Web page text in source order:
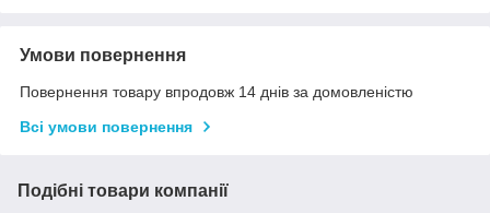
Умови повернення
Повернення товару впродовж 14 днів за домовленістю
Всі умови повернення
Подібні товари компанії